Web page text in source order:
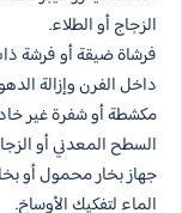
الزجاج أو الطلاء.
فرشاة ضيقة أو فرشة
داخل الفرن وإزالة
مكشطة أو شفرة غير
السطح المعدني أو
جهاز بخار محمول أو
الماء لتفكيك الأوساخ.